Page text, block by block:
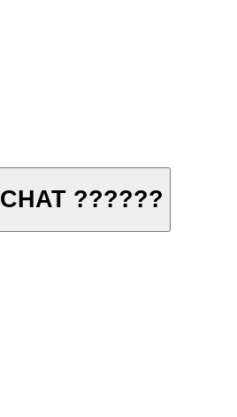
??????